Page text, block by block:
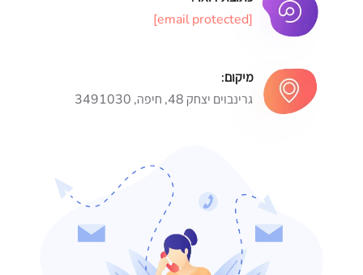
[email protected]
מיקום:
גרינבוים יצחק 48, חיפה, 3491030